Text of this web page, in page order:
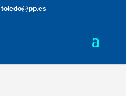
toledo@pp.es